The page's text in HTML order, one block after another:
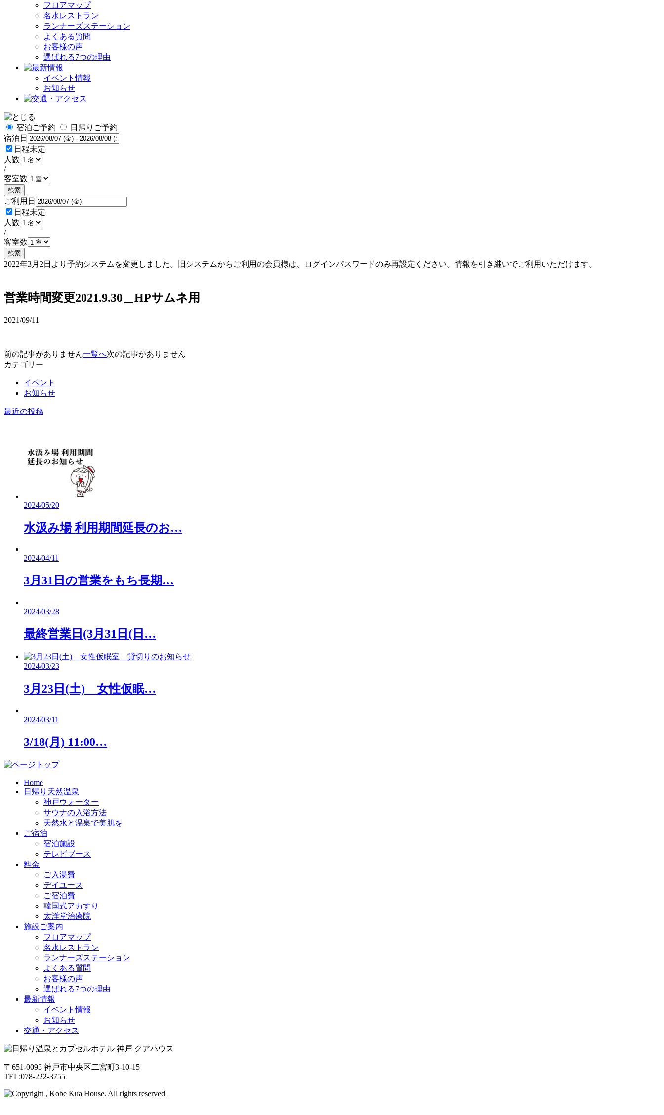
フロアマップ
名水レストラン
ランナーズステーション
よくある質問
お客様の声
選ばれる7つの理由
イベント情報
お知らせ
宿泊ご予約
日帰りご予約
宿泊日
日程未定
人数
/
客室数
検索
ご利用日
日程未定
人数
/
客室数
検索
2022年3月2日より予約システムを変更しました。旧システムからご利用の会員様は、ログインパスワードのみ再設定ください。情報を引き継いでご利用いただけます。
営業時間変更2021.9.30＿HPサムネ用
2021/09/11
前の記事がありません一覧へ次の記事がありません
カテゴリー
イベント
お知らせ
最近の投稿
2024/05/20
水汲み場 利用期間延長のお…
2024/04/11
3月31日の営業をもち長期…
2024/03/28
最終営業日(3月31日(日…
2024/03/23
3月23日(土) 女性仮眠…
2024/03/11
3/18(月) 11:00…
Home
日帰り天然温泉
神戸ウォーター
サウナの入浴方法
天然水と温泉で美肌を
ご宿泊
宿泊施設
テレビブース
料金
ご入湯費
デイユース
ご宿泊費
韓国式アカすり
太洋堂治療院
施設ご案内
フロアマップ
名水レストラン
ランナーズステーション
よくある質問
お客様の声
選ばれる7つの理由
最新情報
イベント情報
お知らせ
交通・アクセス
〒651-0093 神戸市中央区二宮町3-10-15
TEL:078-222-3755